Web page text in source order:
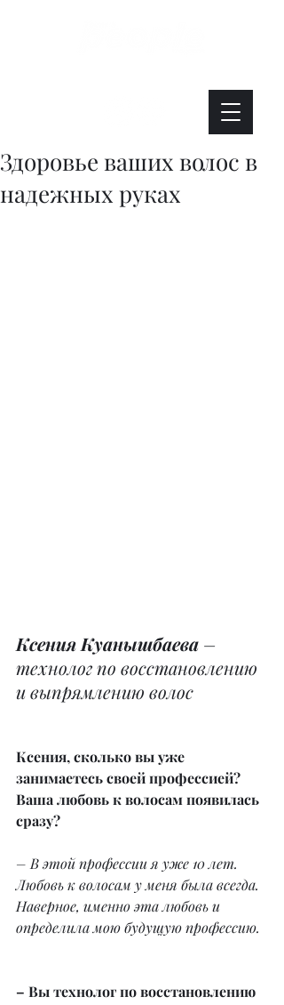
Здоровье ваших волос в
надежных руках
Ксения Куанышбаева –
технолог по восстановлению
и выпрямлению волос
Ксения, сколько вы уже
занимаетесь своей профессией?
Ваша любовь к волосам появилась
сразу?
– В этой профессии я уже 10 лет.
Любовь к волосам у меня была всегда.
Наверное, именно эта любовь и
определила мою будущую профессию.
– Вы технолог по восстановлению